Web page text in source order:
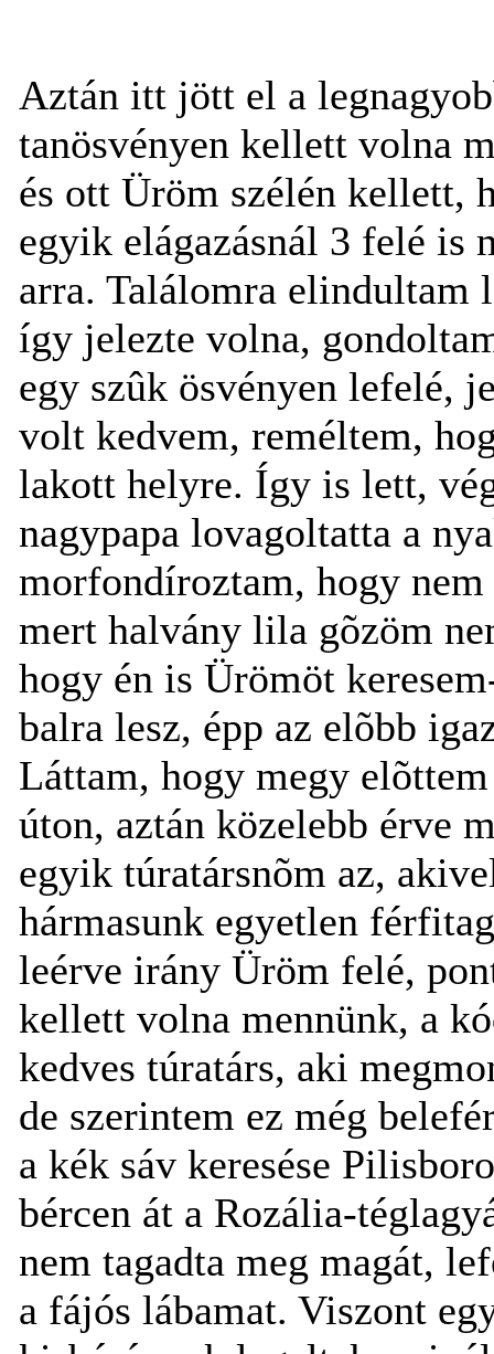
Aztán itt jött el a
tanösvényen kellett volna
és ott Üröm szélén kellett,
egyik elágazásnál 3 felé is
arra. Találomra elindultam
így jelezte volna,
egy szûk ösvényen lefelé,
volt kedvem, reméltem,
lakott helyre. Így is lett,
nagypapa lovagoltatta a
morfondíroztam, hogy
mert halvány lila gõzöm
hogy én is Ürömöt
balra lesz, épp az elõbb
Láttam, hogy megy
úton, aztán közelebb érve
egyik túratársnõm az,
hármasunk egyetlen
leérve irány Üröm felé,
kellett volna mennünk, a
kedves túratárs, aki
de szerintem ez még
a kék sáv keresése
bércen át a Rozália-
nem tagadta meg magát,
a fájós lábamat. Viszont